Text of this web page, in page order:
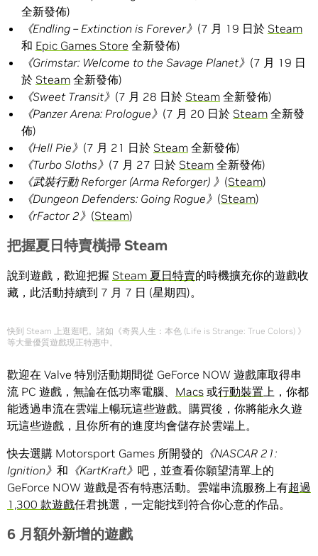
全新發佈)
《Endling – Extinction is Forever》 (7 月 19 日於 Steam
和 Epic Games Store 全新發佈)
《Grimstar: Welcome to the Savage Planet》 (7 月 19 日
於 Steam 全新發佈)
《Sweet Transit》 (7 月 28 日於 Steam 全新發佈)
《Panzer Arena: Prologue》 (7 月 20 日於 Steam 全新發
佈)
《Hell Pie》 (7 月 21 日於 Steam 全新發佈)
《Turbo Sloths》 (7 月 27 日於 Steam 全新發佈)
《武裝行動Reforger (Arma Reforger) 》 (Steam)
《Dungeon Defenders: Going Rogue》 (Steam)
《rFactor 2》 (Steam)
把握夏日特賣橫掃 Steam
說到遊戲，歡迎把握 Steam 夏日特賣的時機擴充你的遊戲收
藏，此活動持續到 7 月 7 日 (星期四)。
快到 Steam 上逛逛吧。諸如《奇異人生：本色 (Life is Strange: True Colors) 》
等大量優質遊戲現正特惠中。
歡迎在 Valve 特別活動期間從 GeForce NOW 遊戲庫取得串
流 PC 遊戲，無論在低功率電腦、 Macs 或行動裝置上，你都
能透過串流在雲端上暢玩這些遊戲。購買後，你將能永久遊
玩這些遊戲，且你所有的進度均會儲存於雲端上。
快去選購 Motorsport Games 所開發的 《NASCAR 21:
Ignition》 和 《KartKraft》 吧，並查看你願望清單上的
GeForce NOW 遊戲是否有特惠活動。雲端串流服務上有超過
1,300 款遊戲任君挑選，一定能找到符合你心意的作品。
6 月額外新增的遊戲